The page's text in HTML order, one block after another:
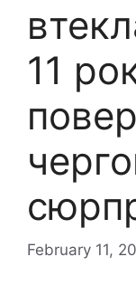
11
February 11,